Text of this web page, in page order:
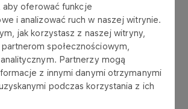
aby oferować funkcje
i analizować ruch w naszej witrynie.
jak korzystasz z naszej witryny,
społecznościowym,
Partnerzy mogą
z innymi danymi otrzymanymi
podczas korzystania z ich
proces oceny i selekcji
Uruchomienie naboru do
planowane jest w
roku.